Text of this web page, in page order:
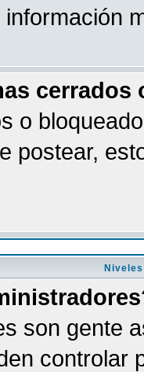
cerrados
o
postear,
son gente
controlar